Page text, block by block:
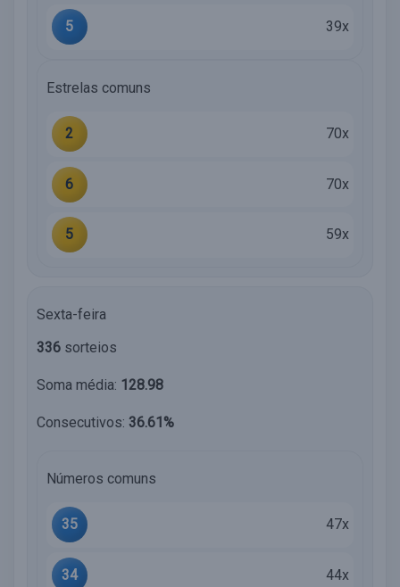
5 39x
Estrelas comuns
2 70x
6 70x
5 59x
Sexta-feira
336 sorteios
Soma média: 128.98
Consecutivos: 36.61%
Números comuns
35 47x
34 44x